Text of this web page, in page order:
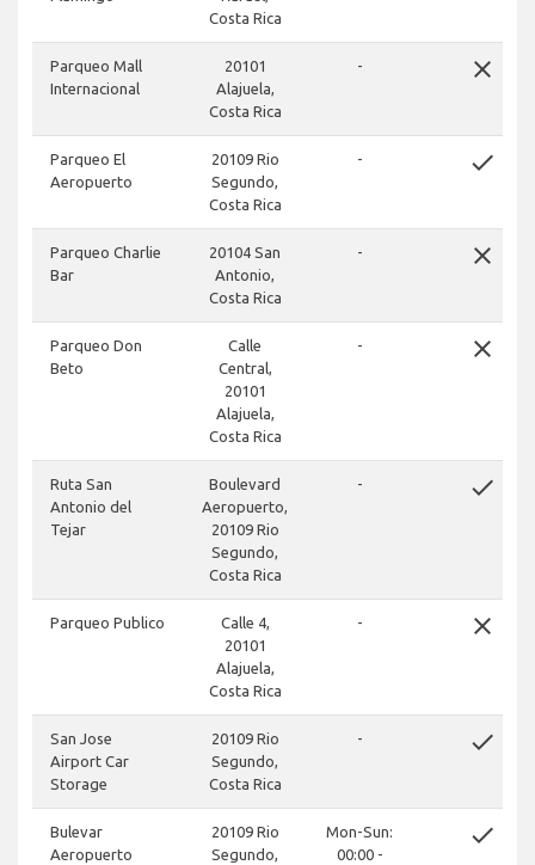
Costa Rica
Parqueo Mall
Internacional
20101
Alajuela,
Costa Rica
- close
Parqueo El
Aeropuerto
20109 Rio
Segundo,
Costa Rica
- done
Parqueo Charlie
Bar
20104 San
Antonio,
Costa Rica
- close
Parqueo Don
Beto
Calle
Central,
20101
Alajuela,
Costa Rica
- close
Ruta San
Antonio del
Tejar
Boulevard
Aeropuerto,
20109 Rio
Segundo,
Costa Rica
- done
Parqueo Publico
Calle 4,
20101
Alajuela,
Costa Rica
- close
San Jose
Airport Car
Storage
20109 Rio
Segundo,
Costa Rica
- done
Bulevar
Aeropuerto
20109 Rio
Segundo,
Mon-Sun:
00:00 -
done